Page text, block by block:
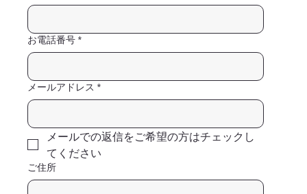
お電話番号 *
メールアドレス *
メールでの返信をご希望の方はチェックし
てください
ご住所